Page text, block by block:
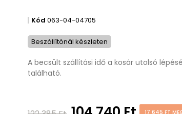
Kód 063-04-04705
Beszállítónál készleten
A becsült szállítási idő a kosár utolsó
található.
17 645 FT